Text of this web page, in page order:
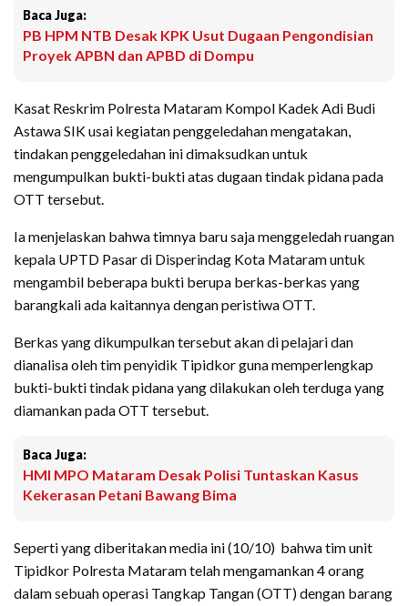
Baca Juga:
PB HPM NTB Desak KPK Usut Dugaan Pengondisian
Proyek APBN dan APBD di Dompu
Kasat Reskrim Polresta Mataram Kompol Kadek Adi Budi
Astawa SIK usai kegiatan penggeledahan mengatakan,
tindakan penggeledahan ini dimaksudkan untuk
mengumpulkan bukti-bukti atas dugaan tindak pidana pada
OTT tersebut.
Ia menjelaskan bahwa timnya baru saja menggeledah ruangan
kepala UPTD Pasar di Disperindag Kota Mataram untuk
mengambil beberapa bukti berupa berkas-berkas yang
barangkali ada kaitannya dengan peristiwa OTT.
Berkas yang dikumpulkan tersebut akan di pelajari dan
dianalisa oleh tim penyidik Tipidkor guna memperlengkap
bukti-bukti tindak pidana yang dilakukan oleh terduga yang
diamankan pada OTT tersebut.
Baca Juga:
HMI MPO Mataram Desak Polisi Tuntaskan Kasus
Kekerasan Petani Bawang Bima
Seperti yang diberitakan media ini (10/10) bahwa tim unit
Tipidkor Polresta Mataram telah mengamankan 4 orang
dalam sebuah operasi Tangkap Tangan (OTT) dengan barang